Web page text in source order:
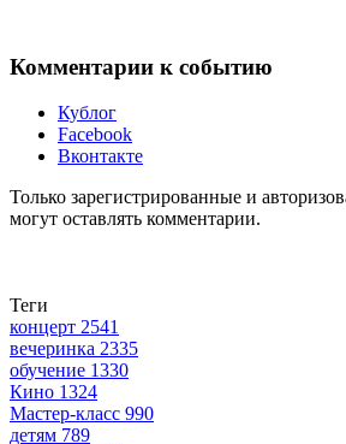
Комментарии к событию
Кублог
Facebook
Вконтакте
Только зарегистрированные и
могут оставлять комментарии.
Теги
концерт 2541
вечеринка 2335
обучение 1330
Кино 1324
Мастер-класс 990
детям 789